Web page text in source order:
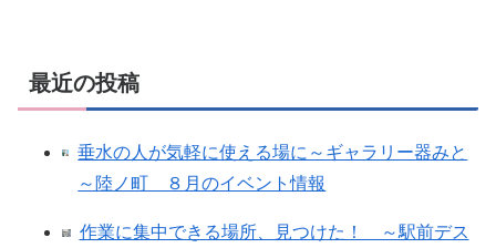
最近の投稿
垂水の人が気軽に使える場に～ギャラリー器みと
～陸ノ町 ８月のイベント情報
作業に集中できる場所、見つけた！ ～駅前デス